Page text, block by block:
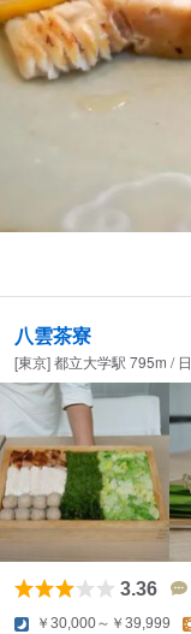
八雲茶寮
[東京] 都立大学駅 795m /
3.36
￥30,000～￥39,999